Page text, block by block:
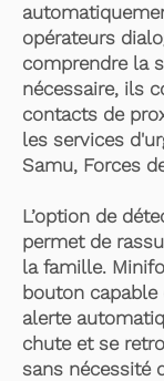
opérateurs
comprendre la
nécessaire, ils
contacts de
les services
Samu, Forces
L’option de
permet de
la famille.
bouton
alerte
chute et se
sans nécessité